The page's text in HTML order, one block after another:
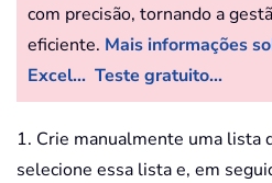
com precisão, tornando a
eficiente. Mais informações
Excel... Teste gratuito...
1. Crie manualmente uma lista
selecione essa lista e, em